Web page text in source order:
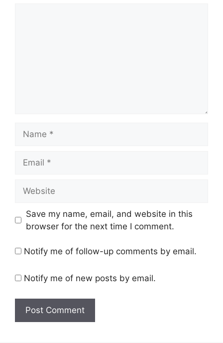
Save my name, email, and website in this
browser for the next time I comment.
Notify me of follow-up comments by email.
Notify me of new posts by email.